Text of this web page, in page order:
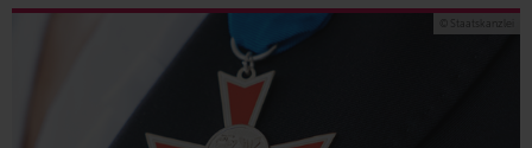
© Staatskanzlei